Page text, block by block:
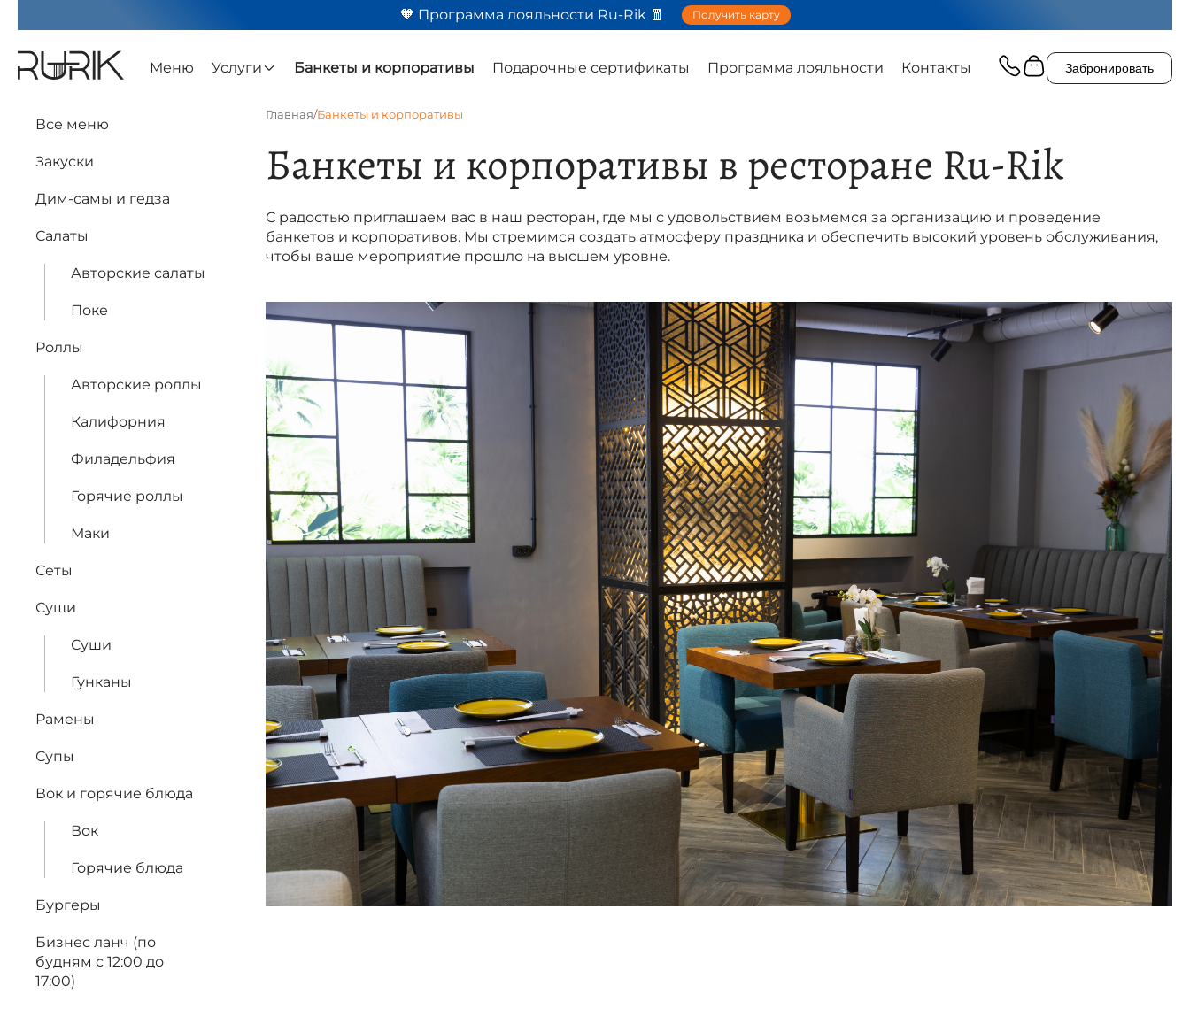
🧡 Программа лояльности Ru-Rik 🧧 Получить карту
Меню Услуги Банкеты и корпоративы Подарочные сертификаты Программа лояльности Контакты Забронировать
Все меню
Закуски
Дим-самы и гедза
Салаты
Авторские салаты
Поке
Роллы
Авторские роллы
Калифорния
Филадельфия
Горячие роллы
Маки
Сеты
Суши
Суши
Гунканы
Рамены
Супы
Вок и горячие блюда
Вок
Горячие блюда
Бургеры
Бизнес ланч (по
будням с 12:00 до
17:00)
Главная/Банкеты и корпоративы
Банкеты и корпоративы в ресторане Ru-Rik
С радостью приглашаем вас в наш ресторан, где мы с удовольствием возьмемся за организацию и проведение
банкетов и корпоративов. Мы стремимся создать атмосферу праздника и обеспечить высокий уровень обслуживания,
чтобы ваше мероприятие прошло на высшем уровне.